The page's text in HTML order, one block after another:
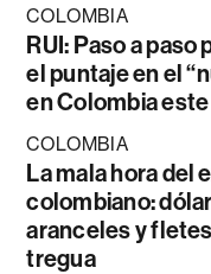
COLOMBIA
RUI: Paso a
el puntaje en el
en Colombia
COLOMBIA
La mala hora del
colombiano:
aranceles y
tregua